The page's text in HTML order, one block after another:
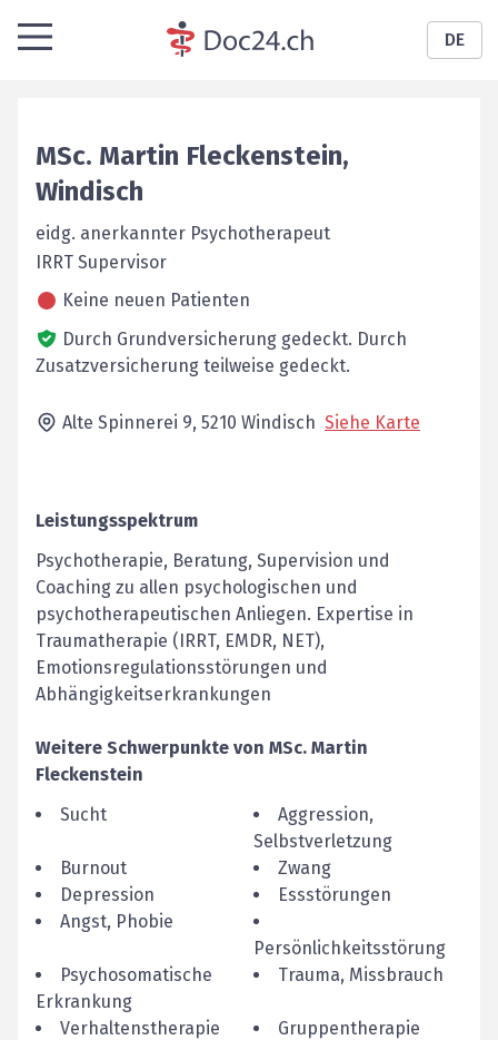
DE
MSc. Martin Fleckenstein,
Windisch
eidg. anerkannter Psychotherapeut
IRRT Supervisor
Keine neuen Patienten
Durch Grundversicherung gedeckt. Durch
Zusatzversicherung teilweise gedeckt.
Alte Spinnerei 9, 5210 Windisch Siehe Karte
Leistungsspektrum
Psychotherapie, Beratung, Supervision und
Coaching zu allen psychologischen und
psychotherapeutischen Anliegen. Expertise in
Traumatherapie (IRRT, EMDR, NET),
Emotionsregulationsstörungen und
Abhängigkeitserkrankungen
Weitere Schwerpunkte von MSc. Martin
Fleckenstein
Sucht
Aggression,
Selbstverletzung
Burnout
Zwang
Depression
Essstörungen
Angst, Phobie
Persönlichkeitsstörung
Psychosomatische
Erkrankung
Trauma, Missbrauch
Verhaltenstherapie
Gruppentherapie